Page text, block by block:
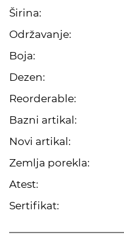
Širina:
Održavanje:
Boja:
Dezen:
Reorderable:
Bazni artikal:
Novi artikal:
Zemlja porekla:
Atest:
Sertifikat: